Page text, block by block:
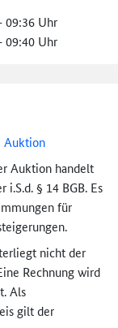
09:36 Uhr
09:40 Uhr
Auktion
Auktion handelt
i.S.d. § 14 BGB. Es
für
nicht der
Rechnung wird
Als
gilt der